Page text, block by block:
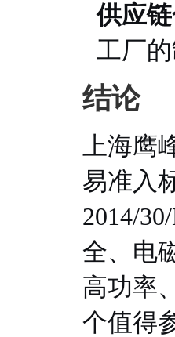
供应
工厂
结论
上海
易准入
2014/
全、电
高功率
个值得